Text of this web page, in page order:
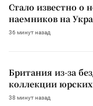
Стало известно о
наемников на
36 минут назад
Британия из-за
коллекции
38 минут назад